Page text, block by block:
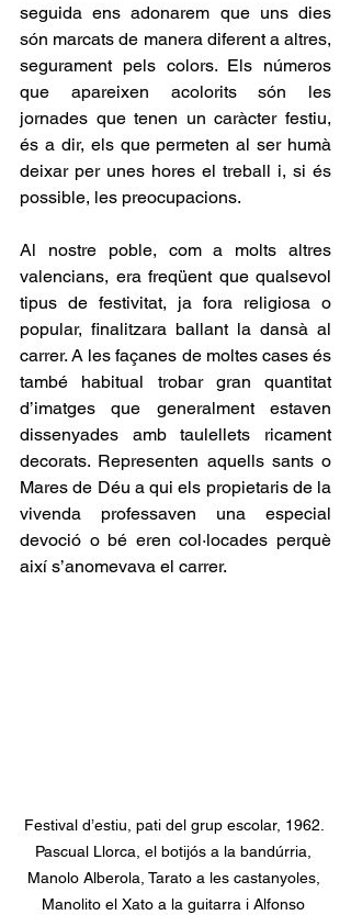
seguida ens adonarem que uns dies
són marcats de manera diferent a altres,
segurament pels colors. Els números
que apareixen acolorits són les
jornades que tenen un caràcter festiu,
és a dir, els que permeten al ser humà
deixar per unes hores el treball i, si és
possible, les preocupacions.
Al nostre poble, com a molts altres
valencians, era freqüent que qualsevol
tipus de festivitat, ja fora religiosa o
popular, finalitzara ballant la dansà al
carrer. A les façanes de moltes cases és
també habitual trobar gran quantitat
d’imatges que generalment estaven
dissenyades amb taulellets ricament
decorats. Representen aquells sants o
Mares de Déu a qui els propietaris de la
vivenda professaven una especial
devoció o bé eren col·locades perquè
així s’anomevava el carrer.
Festival d’estiu, pati del grup escolar, 1962.
Pascual Llorca, el botijós a la bandúrria,
Manolo Alberola, Tarato a les castanyoles,
Manolito el Xato a la guitarra i Alfonso